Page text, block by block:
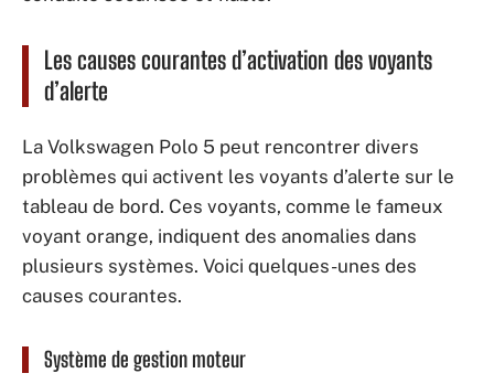
Les causes courantes d’activation des voyants
d’alerte
La Volkswagen Polo 5 peut rencontrer divers
problèmes qui activent les voyants d’alerte sur le
tableau de bord. Ces voyants, comme le fameux
voyant orange, indiquent des anomalies dans
plusieurs systèmes. Voici quelques-unes des
causes courantes.
Système de gestion moteur